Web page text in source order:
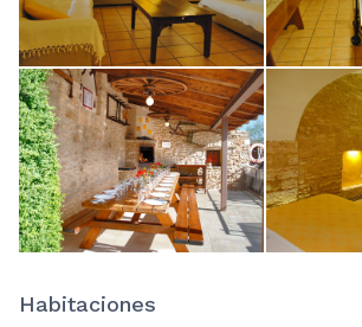
Habitaciones